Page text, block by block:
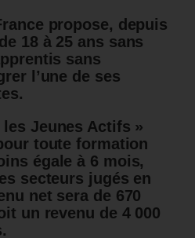
propose, depuis
18 à 25 ans sans
sans
l’une de ses
Jeunes Actifs »
toute formation
égale à 6 mois,
secteurs jugés en
net sera de 670
un revenu de 4 000